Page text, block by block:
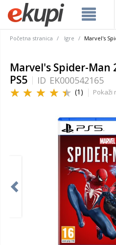
Početna stranica Igre Marvel's
Marvel's Spider-Man
PS5
ID EK000542165
(1) Pokaži